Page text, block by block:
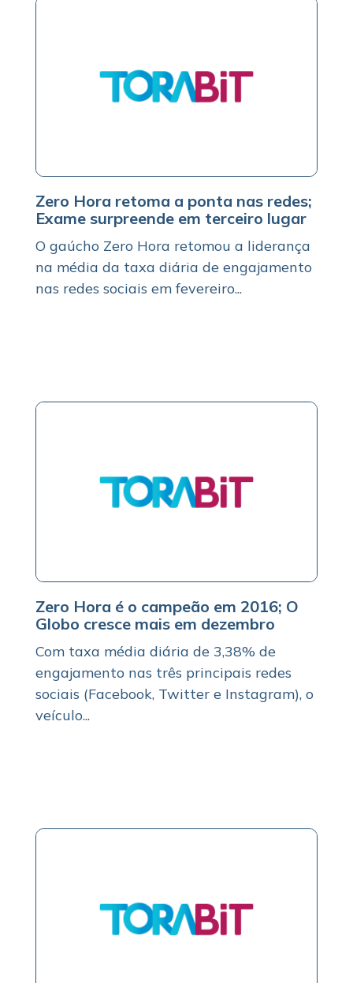
Zero Hora retoma a ponta nas redes;
Exame surpreende em terceiro lugar
O gaúcho Zero Hora retomou a liderança
na média da taxa diária de engajamento
nas redes sociais em fevereiro...
Zero Hora é o campeão em 2016; O
Globo cresce mais em dezembro
Com taxa média diária de 3,38% de
engajamento nas três principais redes
sociais (Facebook, Twitter e Instagram), o
veículo...